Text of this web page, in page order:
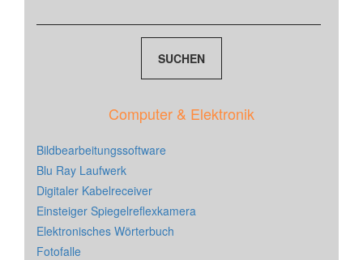
Computer & Elektronik
Bildbearbeitungssoftware
Blu Ray Laufwerk
Digitaler Kabelreceiver
Einsteiger Spiegelreflexkamera
Elektronisches Wörterbuch
Fotofalle